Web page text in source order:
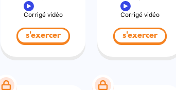
Corrigé vidéo
s'exercer
Corrigé vidéo
s'exercer